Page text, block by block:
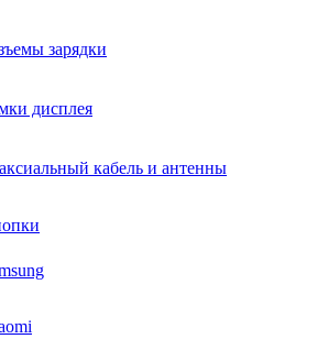
зарядки
дисплея
кабель и антенны